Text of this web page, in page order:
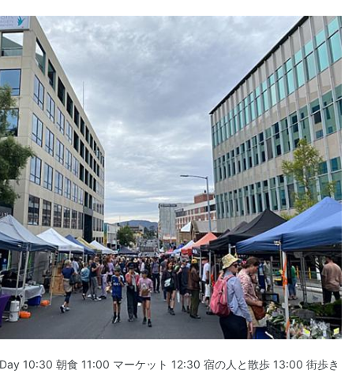
10:30 朝食 11:00 マーケット 12:30 宿の人と散歩 13:00 街歩き